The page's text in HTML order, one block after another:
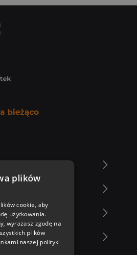
bieżąco
plików
cookie, aby
użytkowania.
wyrażasz zgodę na
plików
naszej polityki